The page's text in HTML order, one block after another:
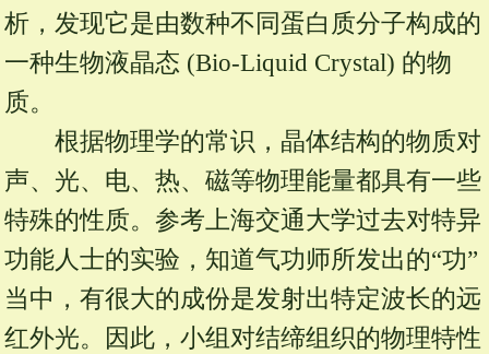
析，发现它是由数种不同蛋白质分子构成的
一种生物液晶态 (Bio-Liquid Crystal) 的物
质。
根据物理学的常识，晶体结构的物质对
声、光、电、热、磁等物理能量都具有一些
特殊的性质。参考上海交通大学过去对特异
功能人士的实验，知道气功师所发出的“功”
当中，有很大的成份是发射出特定波长的远
红外光。因此，小组对结缔组织的物理特性